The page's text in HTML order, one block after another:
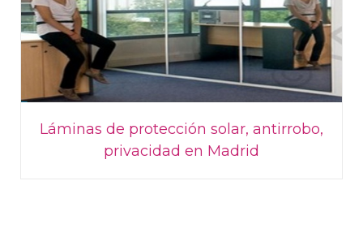
Láminas de protección solar, antirrobo,
privacidad en Madrid